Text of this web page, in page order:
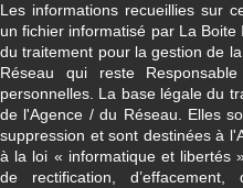
Les informations recueillies sur
un fichier informatisé par La
du traitement pour la gestion de
Réseau qui reste
personnelles. La base légale du
de l'Agence / du Réseau. Elles
suppression et sont destinées à
à la loi « informatique et libertés
de rectification,